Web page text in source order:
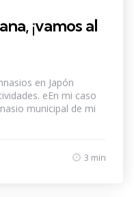
¡vamos al
en Japón
eEn mi caso
municipal de mi
3 min